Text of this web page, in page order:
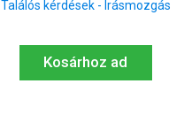
Találós kérdések - Írásmozgás
Kosárhoz ad